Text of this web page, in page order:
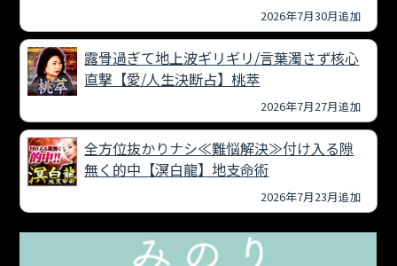
2026年7月30月追加
露骨過ぎて地上波ギリギリ/言葉濁さず核心
直撃【愛/人生決断占】桃萃
2026年7月27月追加
全方位抜かりナシ≪難悩解決≫付け入る隙
無く的中【溟白龍】地支命術
2026年7月23月追加